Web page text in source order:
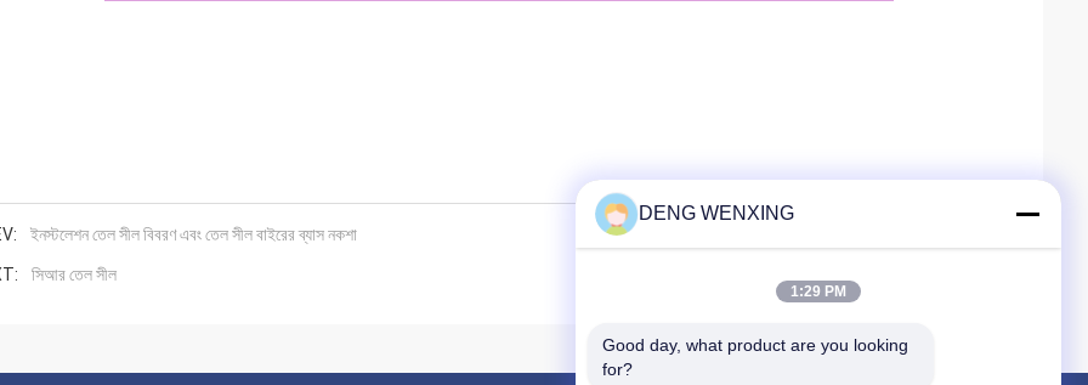
ইনস্টলেশন তেল সীল বিবরণ এবং তেল সীল বাইরের ব্যাস নকশা
সিআর তেল সীল
DENG WENXING
1:29 PM
Good day, what product are you looking
for?